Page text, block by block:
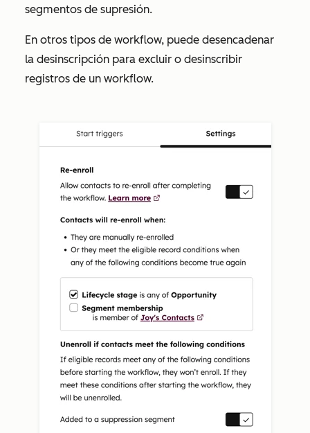
segmentos de supresión.
En otros tipos de workflow, puede desencadenar
la desinscripción para excluir o desinscribir
registros de un workflow.